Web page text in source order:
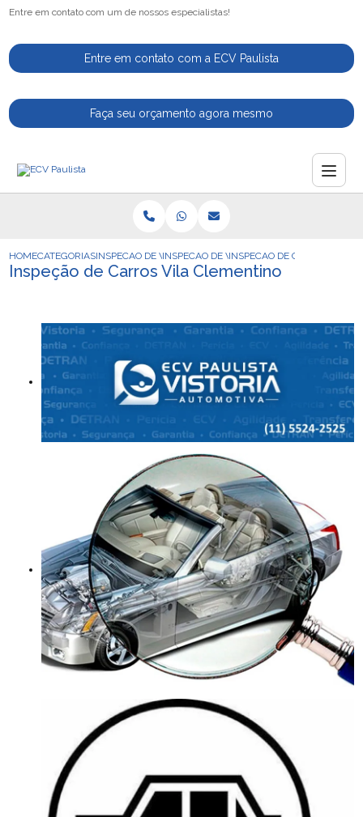
Entre em contato com um de nossos especialistas!
Entre em contato com a ECV Paulista
Faça seu orçamento agora mesmo
HOMECATEGORIASINSPECAO DE VEICULOSINSPECAO DE VEICULO PARA MOTORISTAS
INSPECAO DE CARROS VILA
Inspeção de Carros Vila Clementino